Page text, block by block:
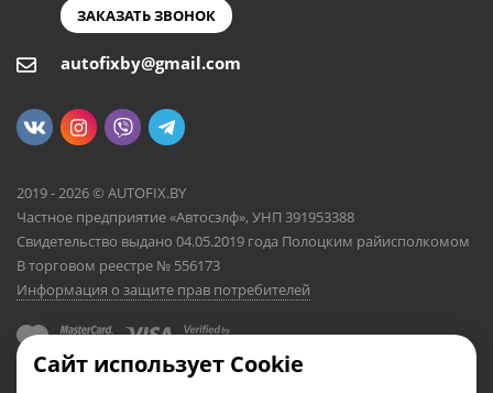
ЗАКАЗАТЬ ЗВОНОК
autofixby@gmail.com
2019 - 2026 © AUTOFIX.BY
Частное предприятие «Автосэлф», УНП 391953388
Свидетельство выдано 04.05.2019 года Полоцким райисполкомом
В торговом реестре № 556173
Информация о защите прав потребителей
Сайт использует Cookie